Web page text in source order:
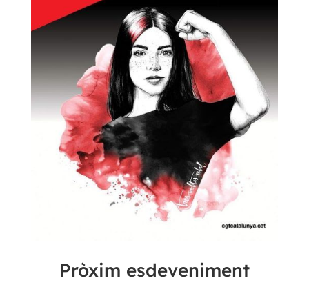
Pròxim esdeveniment